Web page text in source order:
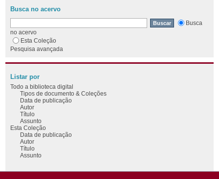
Busca no acervo
Busca
no acervo
Esta Coleção
Pesquisa avançada
Listar por
Todo a biblioteca digital
Tipos de documento & Coleções
Data de publicação
Autor
Título
Assunto
Esta Coleção
Data de publicação
Autor
Título
Assunto